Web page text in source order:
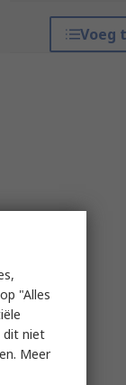
Voeg
"Alles
dit niet
Meer